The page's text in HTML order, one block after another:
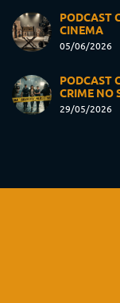
PODCAST
CINEMA
05/06/2026
PODCAST
CRIME NO
29/05/2026